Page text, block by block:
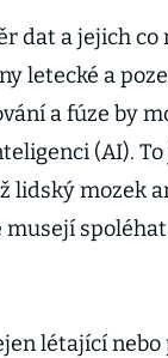
dat a jejich
letecké a
a fúze by
(AI).
lidský mozek
létající